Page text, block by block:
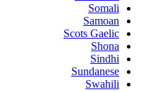
Somali
Samoan
Scots Gaelic
Shona
Sindhi
Sundanese
Swahili